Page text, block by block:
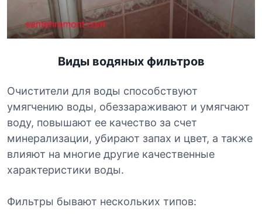
Виды водяных фильтров
Очистители для воды способствуют
умягчению воды, обеззараживают и умягчают
воду, повышают ее качество за счет
минерализации, убирают запах и цвет, а также
влияют на многие другие качественные
характеристики воды.
Фильтры бывают нескольких типов: